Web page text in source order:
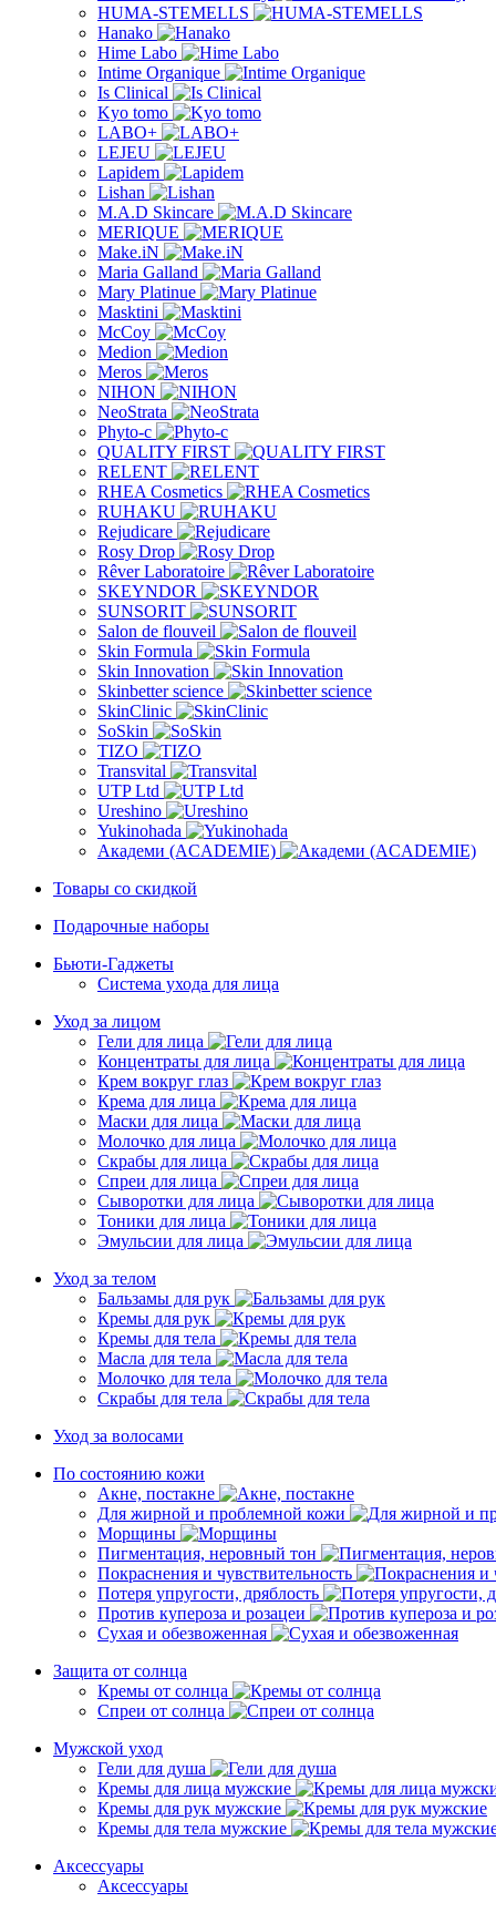
HUMA-STEMELLS
Hanako
Hime Labo
Intime Organique
Is Clinical
Kyo tomo
LABO+
LEJEU
Lapidem
Lishan
M.A.D Skincare
MERIQUE
Make.iN
Maria Galland
Mary Platinue
Masktini
McCoy
Medion
Meros
NIHON
NeoStrata
Phyto-c
QUALITY FIRST
RELENT
RHEA Cosmetics
RUHAKU
Rejudicare
Rosy Drop
Rêver Laboratoire
SKEYNDOR
SUNSORIT
Salon de flouveil
Skin Formula
Skin Innovation
Skinbetter science
SkinСlinic
SoSkin
TIZO
Transvital
UTP Ltd
Ureshino
Yukinohada
Академи (ACADEMIE)
Товары со скидкой
Подарочные наборы
Бьюти-Гаджеты
Система ухода для лица
Уход за лицом
Гели для лица
Концентраты для лица
Крем вокруг глаз
Крема для лица
Маски для лица
Молочко для лица
Скрабы для лица
Спреи для лица
Сыворотки для лица
Тоники для лица
Эмульсии для лица
Уход за телом
Бальзамы для рук
Кремы для рук
Кремы для тела
Масла для тела
Молочко для тела
Скрабы для тела
Уход за волосами
По состоянию кожи
Акне, постакне
Для жирной и проблемной кожи
Морщины
Пигментация, неровный тон
Покраснения и чувствительность
Потеря упругости, дряблость
Против купероза и розацеи
Сухая и обезвоженная
Защита от солнца
Кремы от солнца
Спреи от солнца
Мужской уход
Гели для душа
Кремы для лица мужские
Кремы для рук мужские
Кремы для тела мужские
Аксессуары
Аксессуары